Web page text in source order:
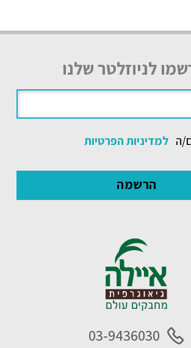
לניוזלטר שלנו
ה למדיניות הפרטיות
03-9436030